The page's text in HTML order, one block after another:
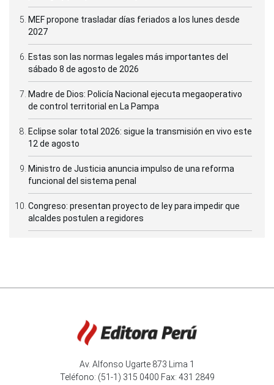
MEF propone trasladar días feriados a los lunes desde
2027
Estas son las normas legales más importantes del
sábado 8 de agosto de 2026
Madre de Dios: Policía Nacional ejecuta megaoperativo
de control territorial en La Pampa
Eclipse solar total 2026: sigue la transmisión en vivo este
12 de agosto
Ministro de Justicia anuncia impulso de una reforma
funcional del sistema penal
Congreso: presentan proyecto de ley para impedir que
alcaldes postulen a regidores
Av. Alfonso Ugarte 873 Lima 1
Teléfono: (51-1) 315 0400 Fax: 431 2849